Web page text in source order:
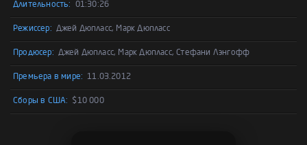
Длительность: 01:30:26
Режиссер: Джей Дюпласс, Марк Дюпласс
Продюсер: Джей Дюпласс, Марк Дюпласс, Стефани Лэнгофф
Премьера в мире: 11.03.2012
Сборы в США: $10 000